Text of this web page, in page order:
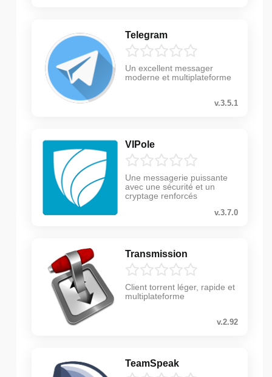
Telegram
Un excellent messager
moderne et multiplateforme
v.3.5.1
VIPole
Une messagerie puissante
avec une sécurité et un
cryptage renforcés
v.3.7.0
Transmission
Client torrent léger, rapide et
multiplateforme
v.2.92
TeamSpeak